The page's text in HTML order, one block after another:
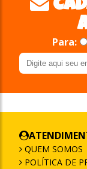
Para:
QUEM SOMOS
POLÍTICA DE